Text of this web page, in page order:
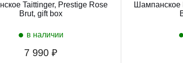
7 990 ₽
Taittinger, Prestige Rose
Brut, gift box
в наличии
Шампанское